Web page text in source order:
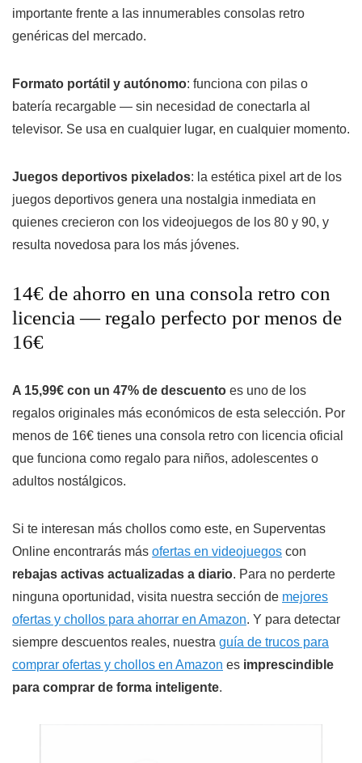
importante frente a las innumerables consolas retro
genéricas del mercado.
Formato portátil y autónomo: funciona con pilas o
batería recargable — sin necesidad de conectarla al
televisor. Se usa en cualquier lugar, en cualquier momento.
Juegos deportivos pixelados: la estética pixel art de los
juegos deportivos genera una nostalgia inmediata en
quienes crecieron con los videojuegos de los 80 y 90, y
resulta novedosa para los más jóvenes.
14€ de ahorro en una consola retro con
licencia — regalo perfecto por menos de
16€
A 15,99€ con un 47% de descuento es uno de los
regalos originales más económicos de esta selección. Por
menos de 16€ tienes una consola retro con licencia oficial
que funciona como regalo para niños, adolescentes o
adultos nostálgicos.
Si te interesan más chollos como este, en Superventas
Online encontrarás más ofertas en videojuegos con
rebajas activas actualizadas a diario. Para no perderte
ninguna oportunidad, visita nuestra sección de mejores
ofertas y chollos para ahorrar en Amazon. Y para detectar
siempre descuentos reales, nuestra guía de trucos para
comprar ofertas y chollos en Amazon es imprescindible
para comprar de forma inteligente.